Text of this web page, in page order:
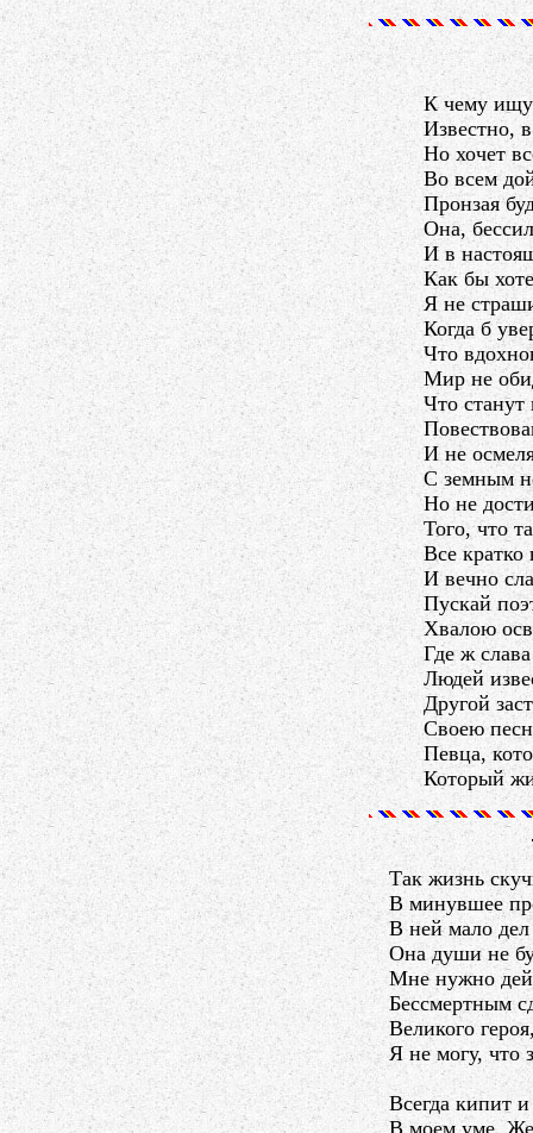
К чему ищу
Известно,
Но хочет
Во всем
Пронзая
Она,
И в
Как бы
Я не
Когда б
Что
Мир не
Что станут
И не
С земным
Но не
Того, что
Все
И вечно
Пускай
Хвалою
Где ж
Людей
Другой
Своею
Певца,
Который
Так жизнь
В минувшее
В ней мало
Она души не
Мне нужно
Бессмертным
Великого
Я не могу, что
Всегда кипит и
В моем уме.